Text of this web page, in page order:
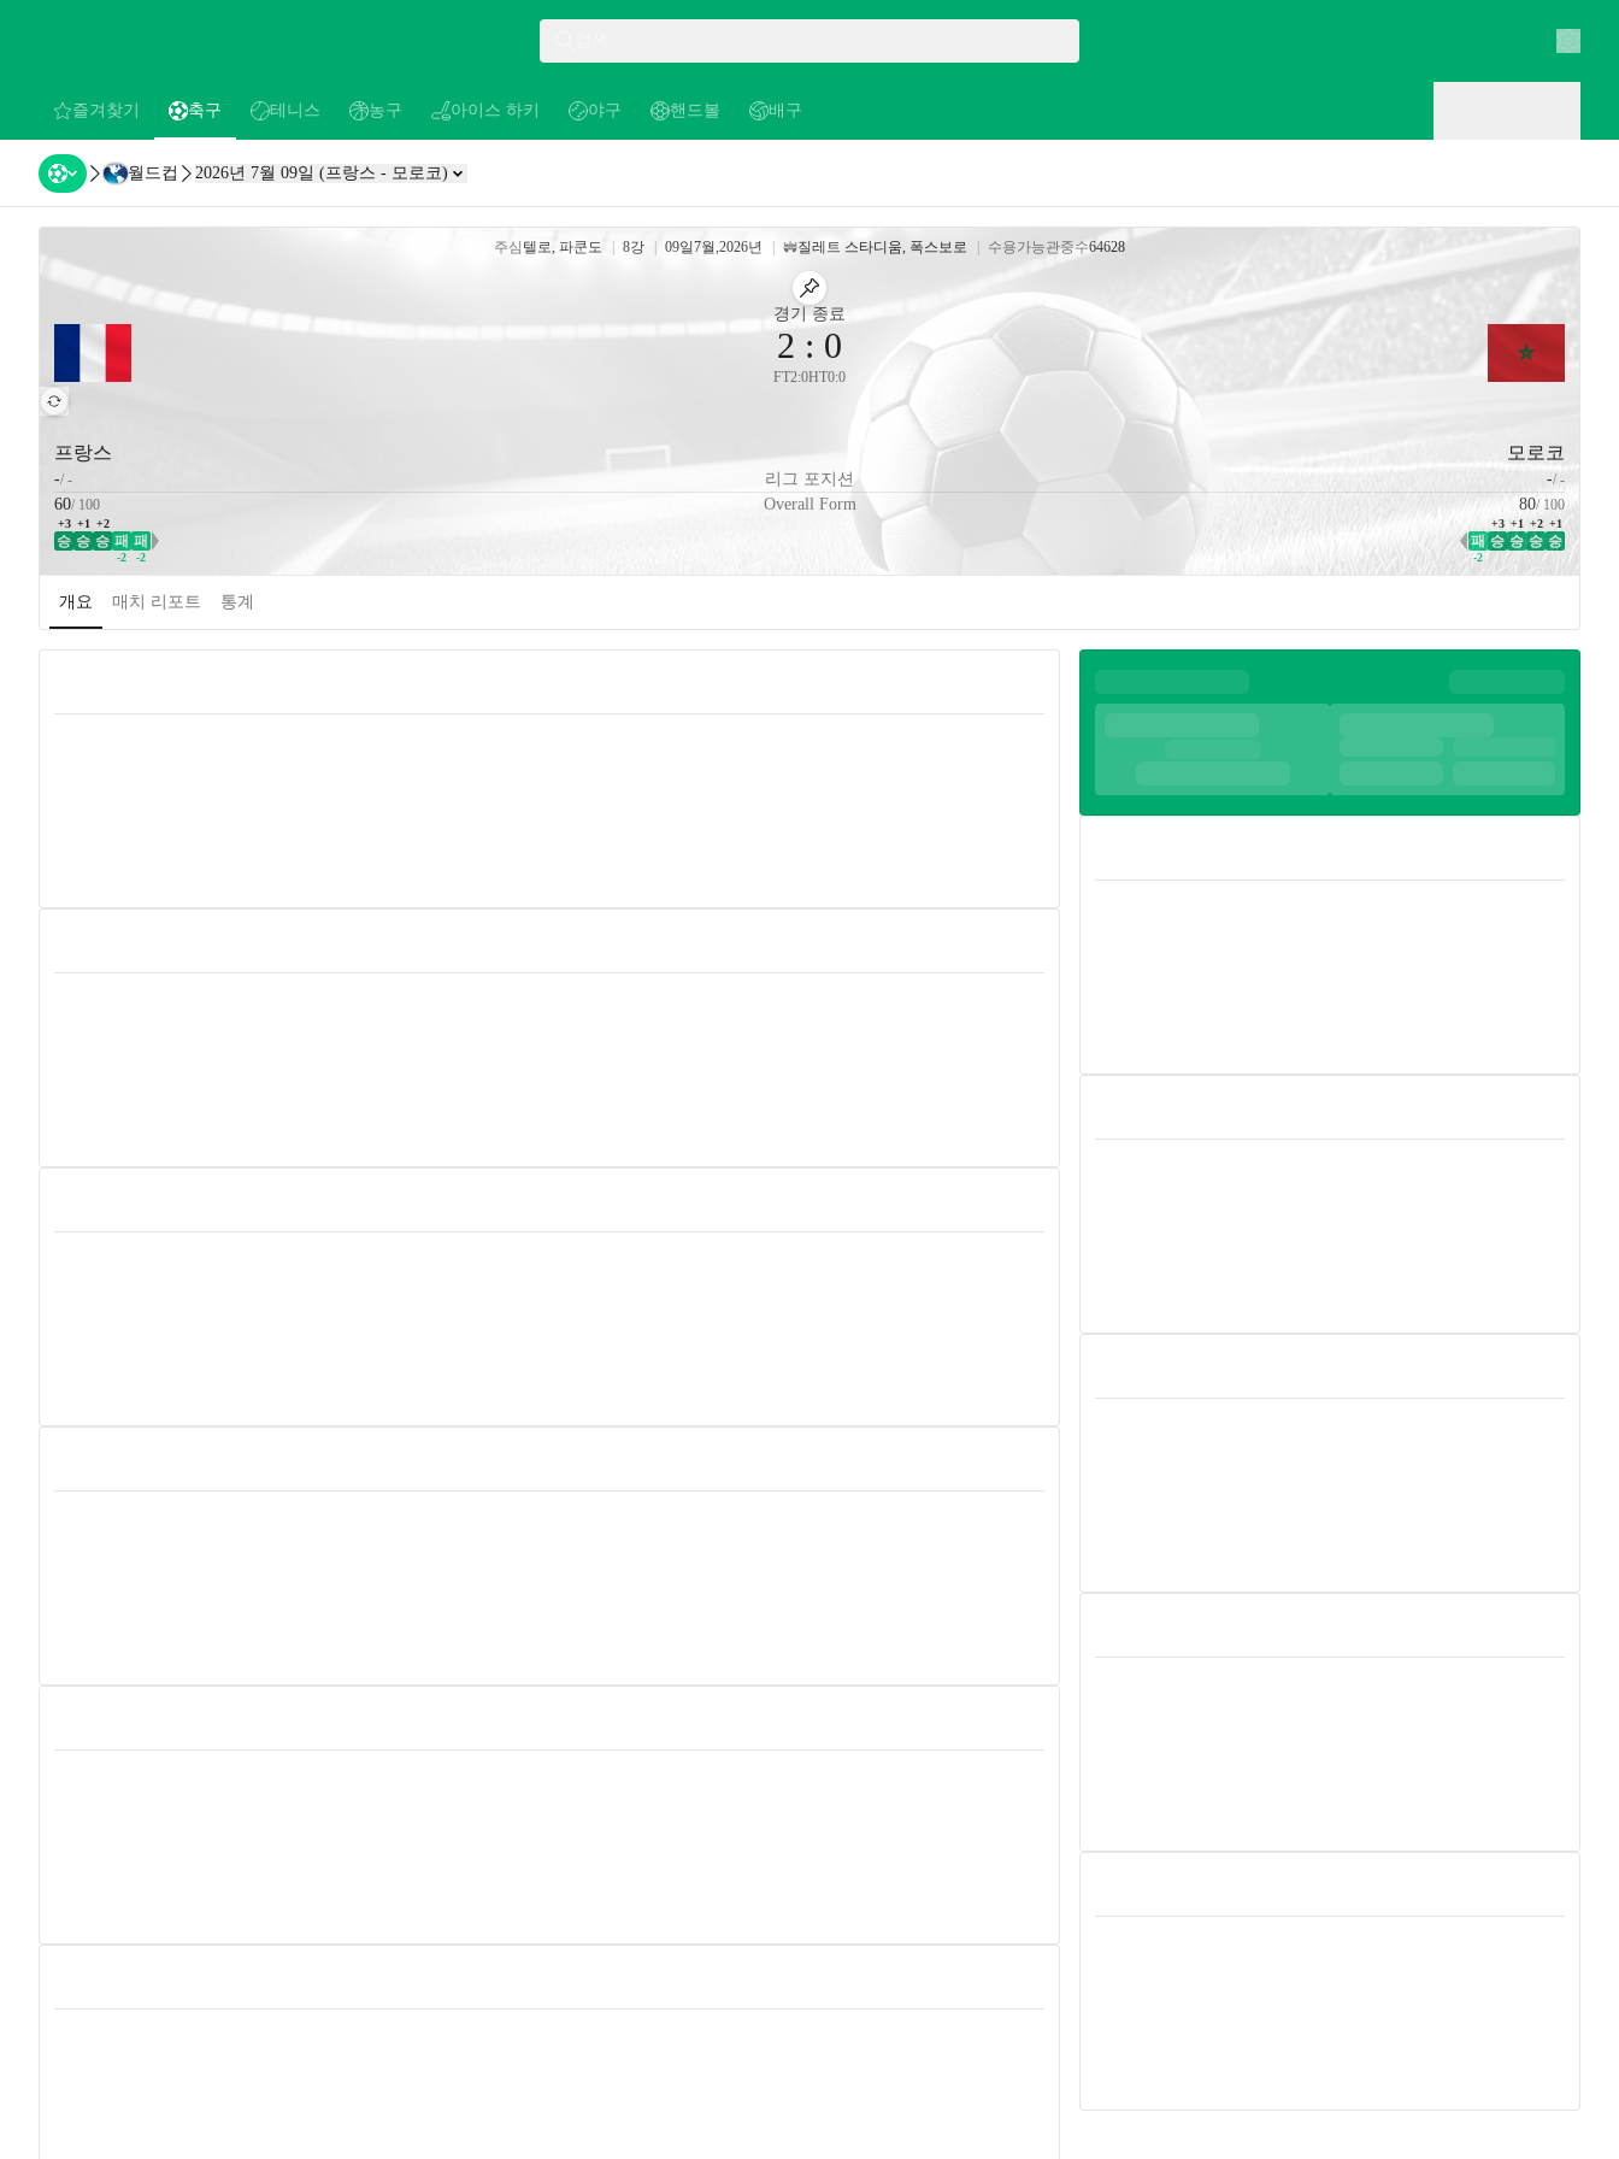
favorites
즐겨찾기
축구
축구
테니스
테니스
농구
농구
아이스 하키
아이스 하키
야구
야구
핸드볼
핸드볼
배구
배구
월드컵 2026년 7월 09일 (프랑스 - 모로코) 체인지 H2H
주심 텔로, 파쿤도 8강 09일7월,2026년 스타디움
질레트 스타디움, 폭스보로 수용가능관중수64628
프랑스 모로코
핀 매치
경기 종료
2 : 0
FT2:0HT0:0
-/ - 리그 포지션 -/-
60/ 100 Overall Form 80/ 100
+3
승
+1
승
+2
승 패
-2
패
-2 WDL Direction
+1
승
+2
승
+1
승
+3
승
패
-2
WDL Direction
개요 매치 리포트 통계